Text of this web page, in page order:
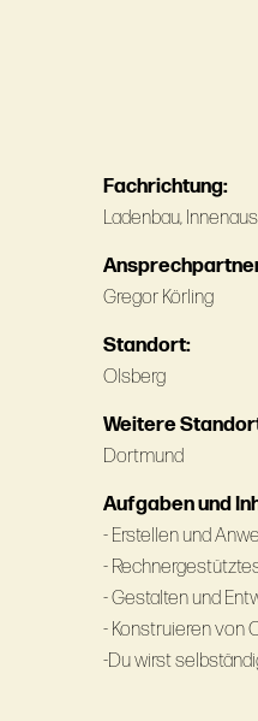
Fachrichtung:
Ladenbau,
Gregor Körling
Standort:
Olsberg
Weitere
Dortmund
Aufgaben und
- Erstellen und
-
- Gestalten und
- Konstruieren von
-Du wirst